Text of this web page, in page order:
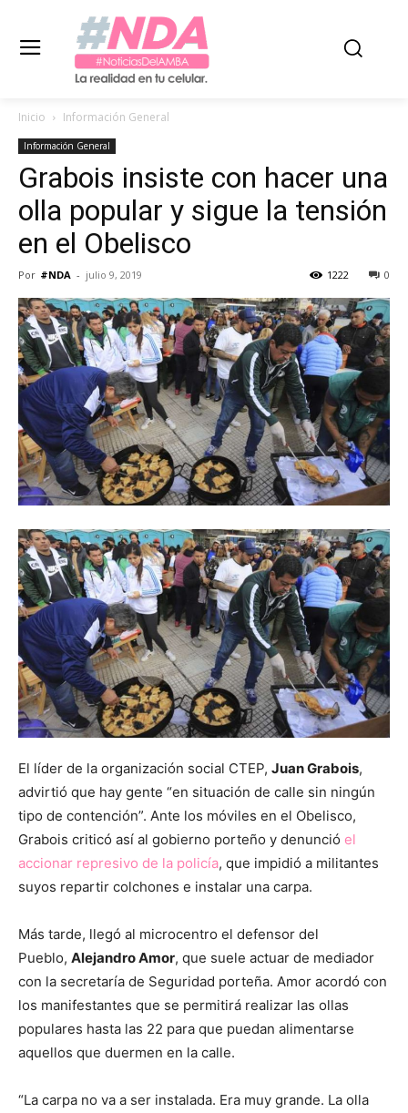
Inicio Información General
Información General
Grabois insiste con hacer una
olla popular y sigue la tensión
en el Obelisco
Por #NDA - julio 9, 2019 0
1222
El líder de la organización social CTEP, Juan Grabois,
advirtió que hay gente “en situación de calle sin ningún
tipo de contención”. Ante los móviles en el Obelisco,
Grabois criticó así al gobierno porteño y denunció el
accionar represivo de la policía, que impidió a militantes
suyos repartir colchones e instalar una carpa.
Más tarde, llegó al microcentro el defensor del
Pueblo, Alejandro Amor, que suele actuar de mediador
con la secretaría de Seguridad porteña. Amor acordó con
los manifestantes que se permitirá realizar las ollas
populares hasta las 22 para que puedan alimentarse
aquellos que duermen en la calle.
“La carpa no va a ser instalada. Era muy grande. La olla